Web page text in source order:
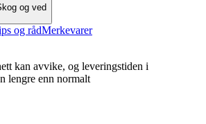
og ved
og rådMerkevarer
kan avvike, og leveringstiden i
lengre enn normalt